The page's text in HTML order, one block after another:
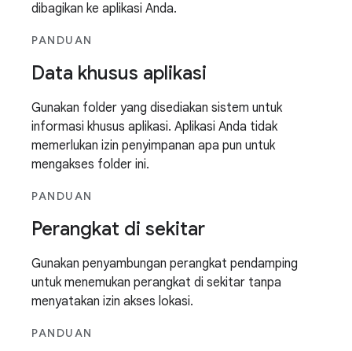
dibagikan ke aplikasi Anda.
PANDUAN
Data khusus aplikasi
Gunakan folder yang disediakan sistem untuk
informasi khusus aplikasi. Aplikasi Anda tidak
memerlukan izin penyimpanan apa pun untuk
mengakses folder ini.
PANDUAN
Perangkat di sekitar
Gunakan penyambungan perangkat pendamping
untuk menemukan perangkat di sekitar tanpa
menyatakan izin akses lokasi.
PANDUAN